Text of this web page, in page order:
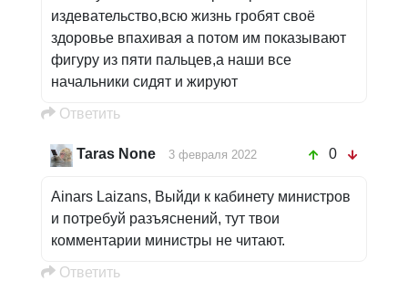
издевательство,всю жизнь гробят своё
здоровье впахивая а потом им показывают
фигуру из пяти пальцев,а наши все
начальники сидят и жируют
Oтветить
Taras None 3 февраля 2022 0
Ainars Laizans, Выйди к кабинету министров
и потребуй разъяснений, тут твои
комментарии министры не читают.
Oтветить